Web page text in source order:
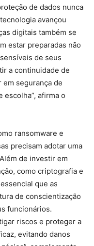
de dados nunca
avançou
digitais também se
estar preparadas não
de seus
a continuidade de
em segurança de
escolha”, afirma o
ransomware e
precisam adotar uma
de investir em
como criptografia e
que as
de conscientização
funcionários.
riscos e proteger a
evitando danos